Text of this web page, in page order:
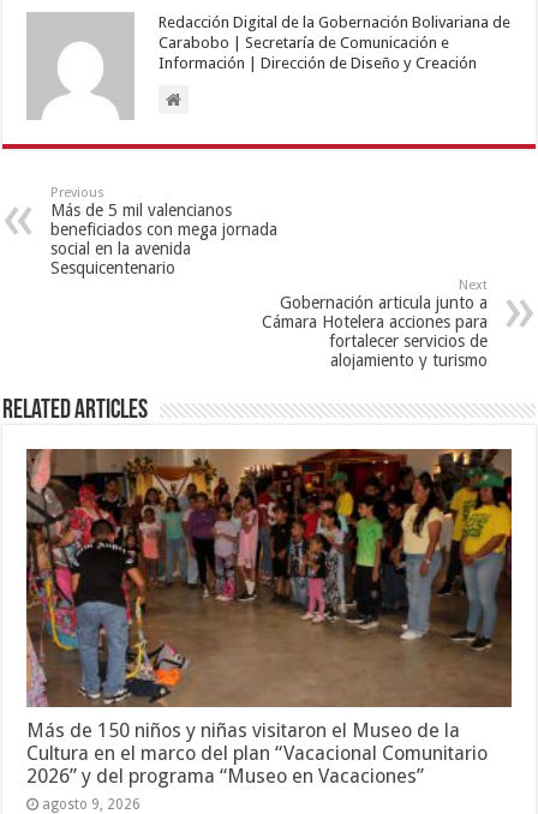
Redacción Digital de la Gobernación Bolivariana de
Carabobo | Secretaría de Comunicación e
Información | Dirección de Diseño y Creación
Previous
Más de 5 mil valencianos
beneficiados con mega jornada
social en la avenida
Sesquicentenario
Next
Gobernación articula junto a
Cámara Hotelera acciones para
fortalecer servicios de
alojamiento y turismo
Related Articles
Más de 150 niños y niñas visitaron el Museo de la
Cultura en el marco del plan “Vacacional Comunitario
2026” y del programa “Museo en Vacaciones”
agosto 9, 2026